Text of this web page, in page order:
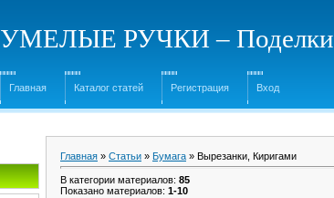
УМЕЛЫЕ РУЧКИ – Поделки
Главная Каталог статей Регистрация Вход
Главная » Статьи » Бумага » Вырезанки, Киригами
В категории материалов: 85
Показано материалов: 1-10